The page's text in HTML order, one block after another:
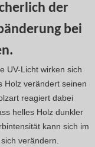
der
bei
UV-Licht wirken sich
Holz verändert seinen
reagiert dabei
helles Holz dunkler
kann sich im
verändern.